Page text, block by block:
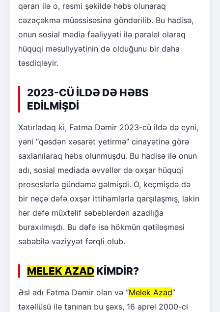
qərarı ilə o, rəsmi şəkildə həbs olunaraq
cəzaçəkmə müəssisəsinə göndərilib. Bu hadisə,
onun sosial media fəaliyyəti ilə paralel olaraq
hüquqi məsuliyyətinin də olduğunu bir daha
təsdiqləyir.
2023-CÜ İLDƏ DƏ HƏBS
EDİLMİŞDİ
Xatırladaq ki, Fatma Dəmir 2023-cü ildə də eyni,
yəni “qəsdən xəsarət yetirmə” cinayətinə görə
saxlanılaraq həbs olunmuşdu. Bu hadisə ilə onun
adı, sosial mediada əvvəllər də oxşar hüquqi
proseslərlə gündəmə gəlmişdi. O, keçmişdə də
bir neçə dəfə oxşar ittihamlarla qarşılaşmış, lakin
hər dəfə müxtəlif səbəblərdən azadlığa
buraxılmışdı. Bu dəfə isə hökmün qətiləşməsi
səbəbilə vəziyyət fərqli olub.
MELEK AZAD KİMDİR?
Əsl adı Fatma Dəmir olan və “Melek Azad”
təxəllüsü ilə tanınan bu şəxs, 16 aprel 2000-ci